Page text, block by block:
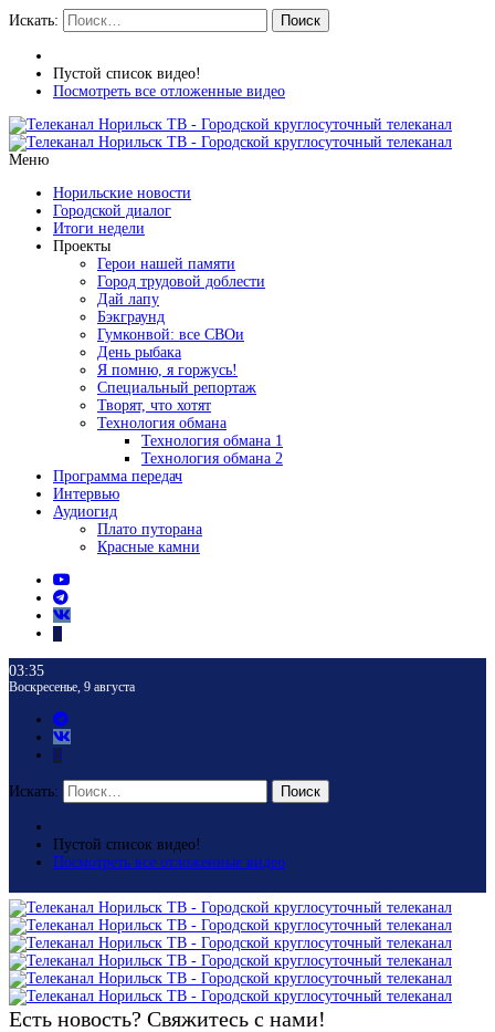
Искать: Поиск
Пустой список видео!
Посмотреть все отложенные видео
Меню
Норильские новости
Городской диалог
Итоги недели
Проекты
Герои нашей памяти
Город трудовой доблести
Дай лапу
Бэкграунд
Гумконвой: все СВОи
День рыбака
Я помню, я горжусь!
Специальный репортаж
Творят, что хотят
Технология обмана
Технология обмана 1
Технология обмана 2
Программа передач
Интервью
Аудиогид
Плато путорана
Красные камни
03:35
Воскресенье, 9 августа
Искать: Поиск
Пустой список видео!
Посмотреть все отложенные видео
Есть новость? Свяжитесь с нами!